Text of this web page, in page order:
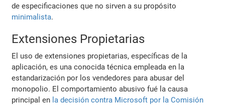
de especificaciones que no sirven a su propósito
minimalista.
Extensiones Propietarias
El uso de extensiones propietarias, específicas de la
aplicación, es una conocida técnica empleada en la
estandarización por los vendedores para abusar del
monopolio. El comportamiento abusivo fué la causa
principal en la decisión contra Microsoft por la Comisión